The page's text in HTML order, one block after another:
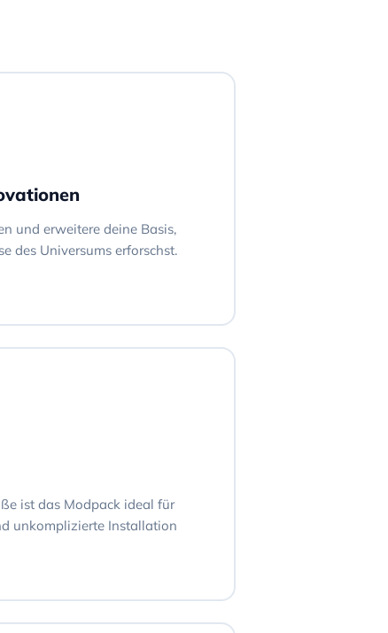
und erweitere deine Basis,
des Universums erforschst.
ist das Modpack ideal für
unkomplizierte Installation